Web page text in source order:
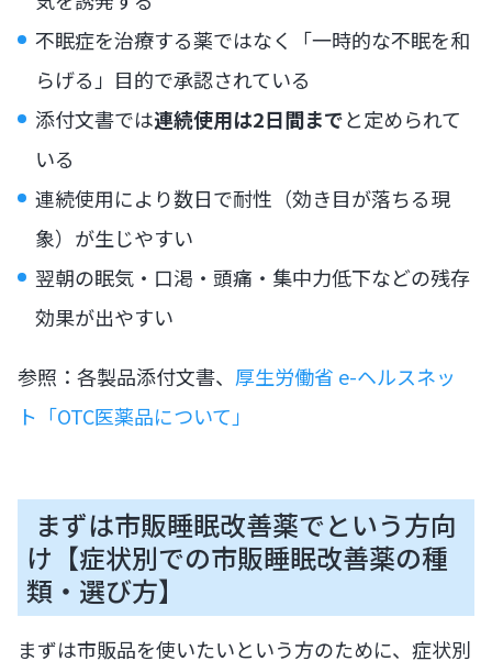
不眠症を治療する薬ではなく「一時的な不眠を和
らげる」目的で承認されている
添付文書では連続使用は2日間までと定められて
いる
連続使用により数日で耐性（効き目が落ちる現
象）が生じやすい
翌朝の眠気・口渇・頭痛・集中力低下などの残存
効果が出やすい
参照：各製品添付文書、 厚生労働省 e-ヘルスネッ
ト「OTC医薬品について」
まずは市販睡眠改善薬でという方向
け【症状別での市販睡眠改善薬の種
類・選び方】
まずは市販品を使いたいという方のために、症状別